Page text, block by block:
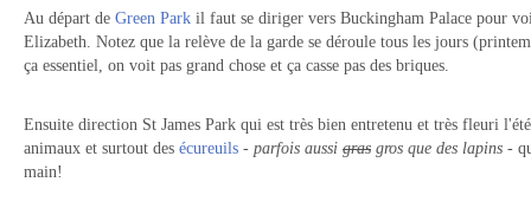
Au départ de Green Park il faut se diriger vers Buckingham Palace pour
Elizabeth. Notez que la relève de la garde se déroule tous les jours
ça essentiel, on voit pas grand chose et ça casse pas des briques.
Ensuite direction St James Park qui est très bien entretenu et très fleuri
animaux et surtout des écureuils - parfois aussi gras gros que des lapins -
main!